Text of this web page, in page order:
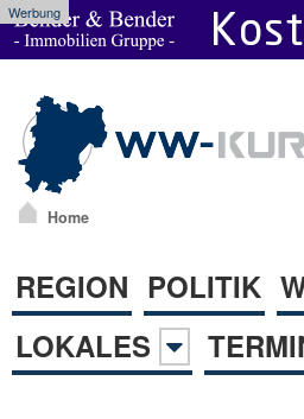
Werbung
Home
REGION POLITIK
LOKALES